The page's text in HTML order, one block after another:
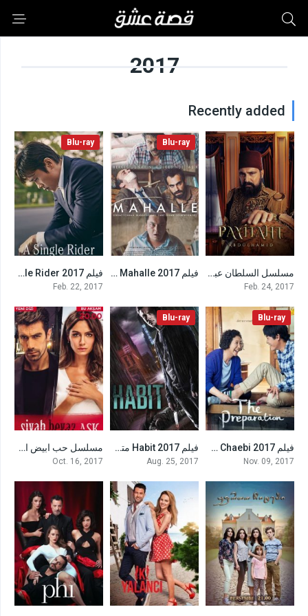
2017
Recently added
7.589مسلسل السلطان عبد الحميد
Feb. 24, 2017
5.3
Blu-ray
فيلم Mahalle 2017 مترجم 6.6
Blu-ray
فيلم A Single Rider 2017 مترجم
Feb. 22, 2017
7.5
Blu-ray
فيلم Chaebi 2017 مترجم
Nov. 09, 2017
5.1
Blu-ray
فيلم Habit 2017 مترجم
Aug. 25, 2017
7.901
مسلسل حب ابيض اسود
Oct. 16, 2017